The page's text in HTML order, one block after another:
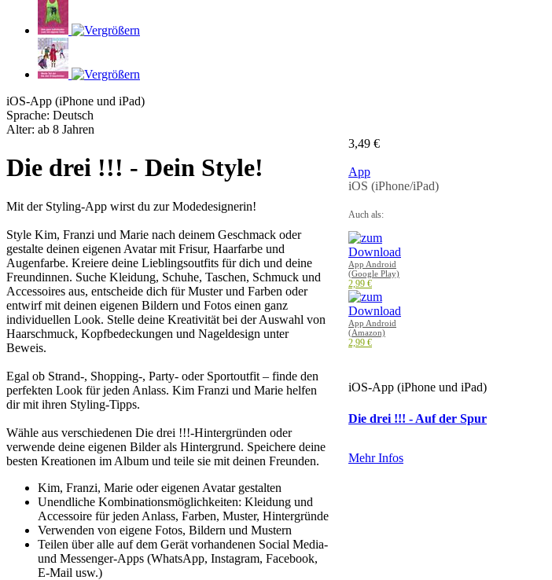
iOS-App (iPhone und iPad)
Sprache: Deutsch
Alter: ab 8 Jahren
Die drei !!! - Dein Style!
Mit der Styling-App wirst du zur Modedesignerin!
Style Kim, Franzi und Marie nach deinem Geschmack oder
gestalte deinen eigenen Avatar mit Frisur, Haarfarbe und
Augenfarbe. Kreiere deine Lieblingsoutfits für dich und deine
Freundinnen. Suche Kleidung, Schuhe, Taschen, Schmuck und
Accessoires aus, entscheide dich für Muster und Farben oder
entwirf mit deinen eigenen Bildern und Fotos einen ganz
individuellen Look. Stelle deine Kreativität bei der Auswahl von
Haarschmuck, Kopfbedeckungen und Nageldesign unter
Beweis.
Egal ob Strand-, Shopping-, Party- oder Sportoutfit – finde den
perfekten Look für jeden Anlass. Kim Franzi und Marie helfen
dir mit ihren Styling-Tipps.
Wähle aus verschiedenen Die drei !!!-Hintergründen oder
verwende deine eigenen Bilder als Hintergrund. Speichere deine
besten Kreationen im Album und teile sie mit deinen Freunden.
Kim, Franzi, Marie oder eigenen Avatar gestalten
Unendliche Kombinationsmöglichkeiten: Kleidung und
Accessoire für jeden Anlass, Farben, Muster, Hintergründe
Verwenden von eigene Fotos, Bildern und Mustern
Teilen über alle auf dem Gerät vorhandenen Social Media-
und Messenger-Apps (WhatsApp, Instagram, Facebook,
E-Mail usw.)
3,49 €
App
iOS (iPhone/iPad)
Auch als:
App Android
(Google Play)
2,99 €
App Android
(Amazon)
2,99 €
iOS-App (iPhone und iPad)
Die drei !!! - Auf der Spur
Mehr Infos